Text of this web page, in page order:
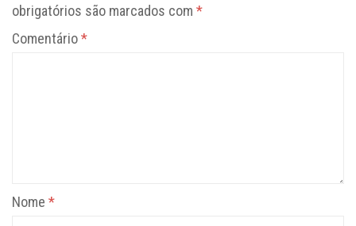
obrigatórios são marcados com *
Comentário*
Nome *